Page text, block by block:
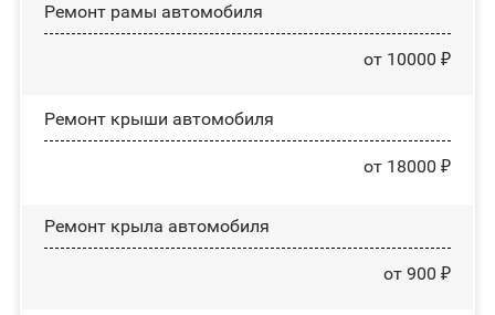
Ремонт рамы автомобиля
от 10000 ₽
Ремонт крыши автомобиля
от 18000 ₽
Ремонт крыла автомобиля
от 900 ₽